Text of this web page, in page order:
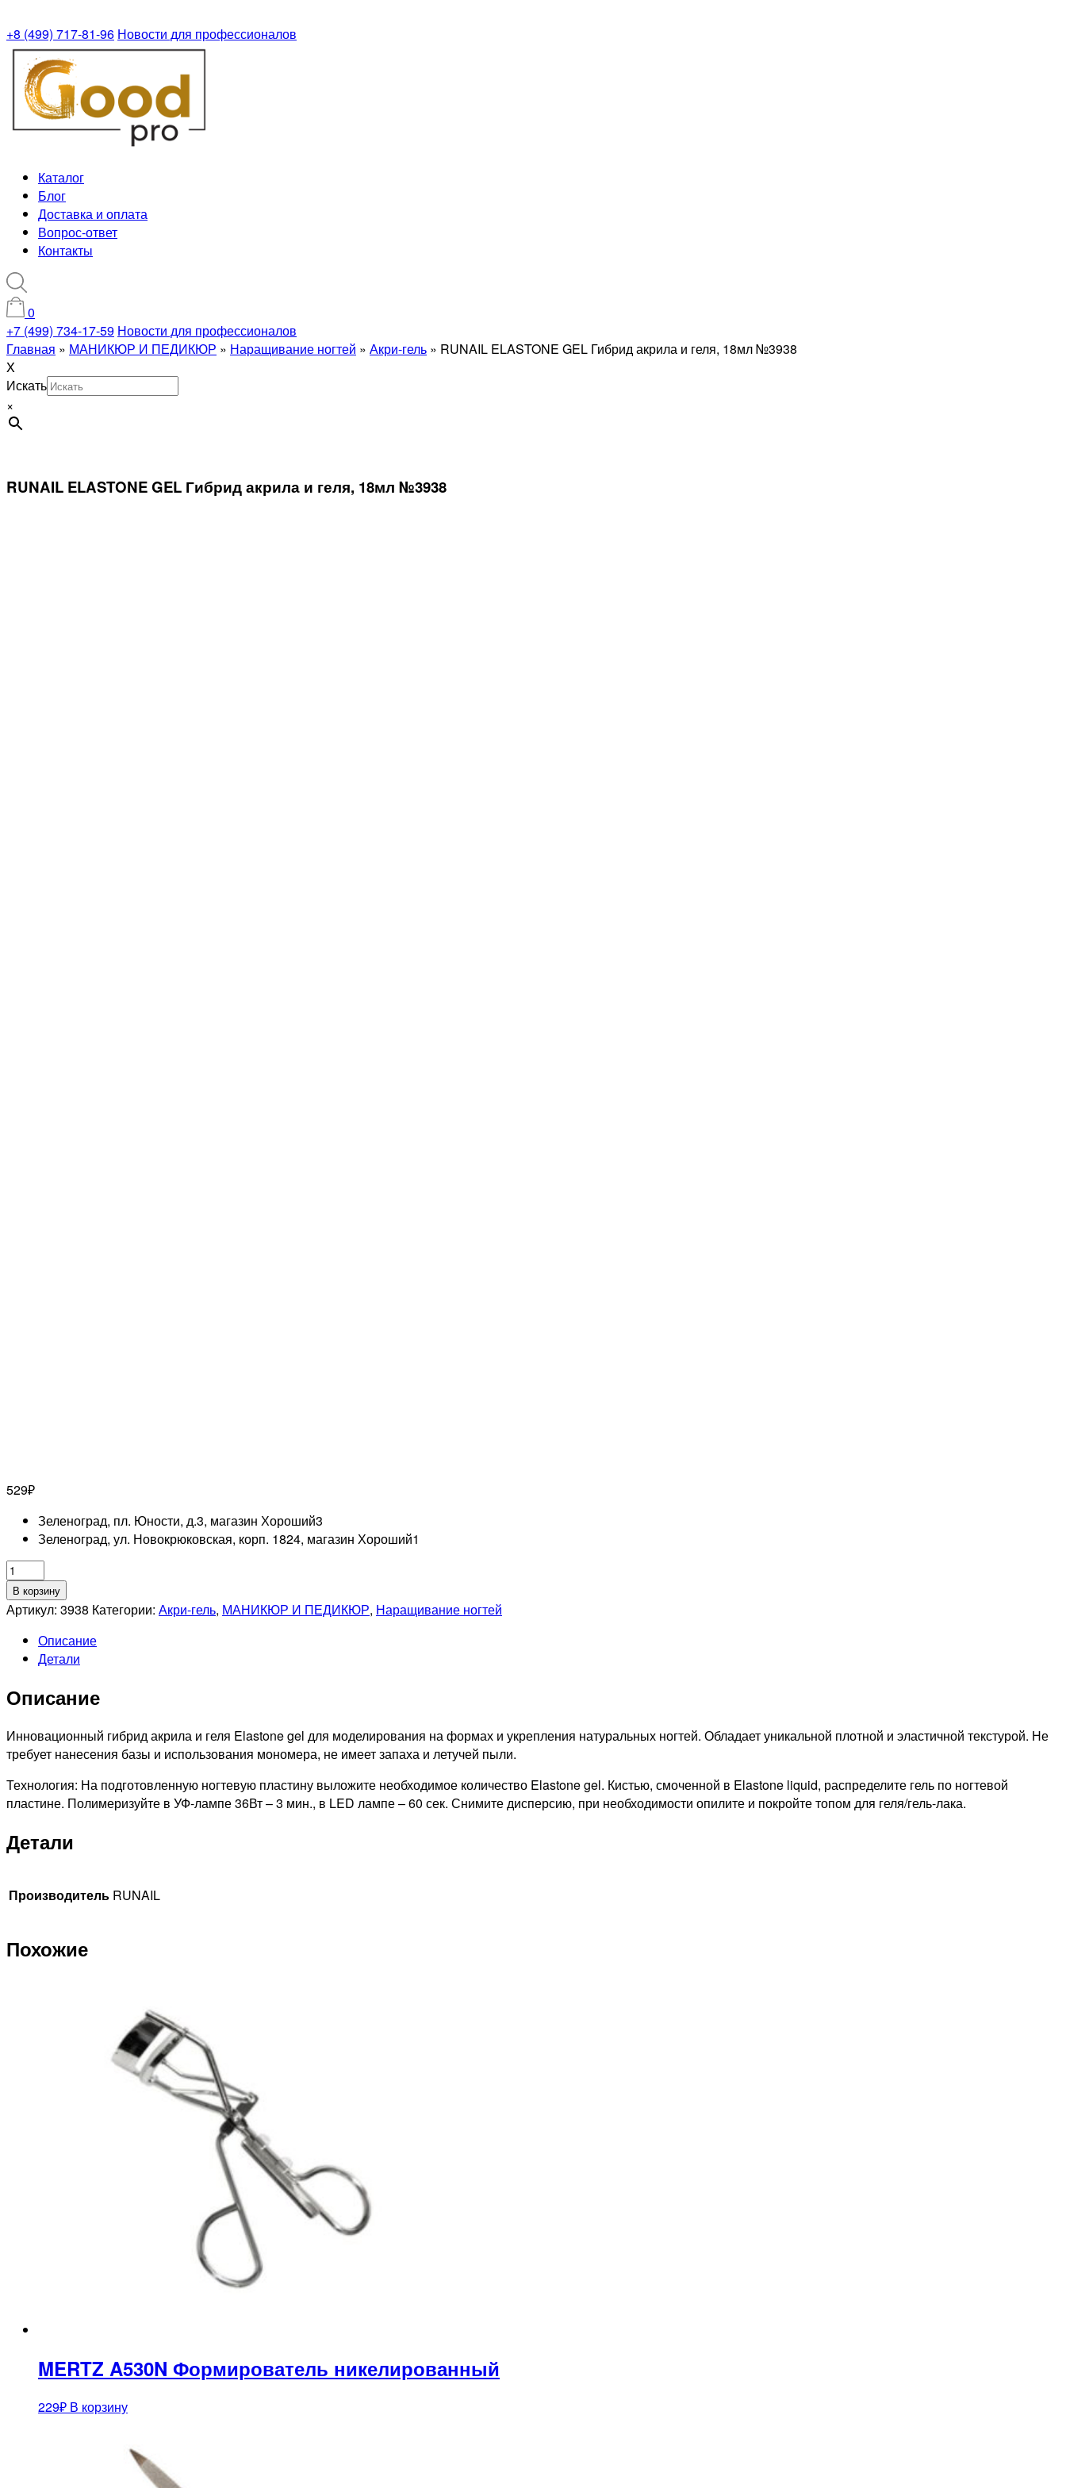
+8 (499) 717-81-96 Новости для профессионалов
Каталог
Блог
Доставка и оплата
Вопрос-ответ
Контакты
0
+7 (499) 734-17-59 Новости для профессионалов
Главная » МАНИКЮР И ПЕДИКЮР » Наращивание ногтей » Акри-гель » RUNAIL ELASTONE GEL Гибрид акрила и геля, 18мл №3938
X
Искать
×
RUNAIL ELASTONE GEL Гибрид акрила и геля, 18мл №3938
529₽
Зеленоград, пл. Юности, д.3, магазин Хороший3
Зеленоград, ул. Новокрюковская, корп. 1824, магазин Хороший1
Количество
товара
RUNAIL
GEL
Гибрид
и
18мл
№3938
В корзину
Артикул: 3938 Категории: Акри-гель, МАНИКЮР И ПЕДИКЮР, Наращивание ногтей
Описание
Детали
Описание
Инновационный гибрид акрила и геля Elastone gel для моделирования на формах и укрепления натуральных ногтей. Обладает уникальной плотной и эластичной текстурой. Не
требует нанесения базы и использования мономера, не имеет запаха и летучей пыли.
Технология: На подготовленную ногтевую пластину выложите необходимое количество Elastone gel. Кистью, смоченной в Elastone liquid, распределите гель по ногтевой
пластине. Полимеризуйте в УФ-лампе 36Вт – 3 мин., в LED лампе – 60 сек. Снимите дисперсию, при необходимости опилите и покройте топом для геля/гель-лака.
Детали
Производитель RUNAIL
Похожие
MERTZ A530N Формирователь никелированный
229₽ В корзину